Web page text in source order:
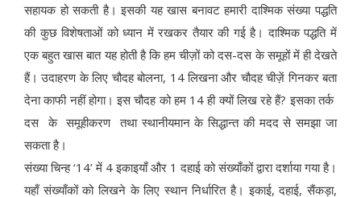
सहायक हो सकती है। इसकी यह खास बनावट हमारी दाश्मिक संख्या पद्धति
की कुछ विशेषताओं को ध्यान में रखकर तैयार की गई है। दाश्मिक पद्धति में
एक बहुत खास बात यह होती है कि हम चीज़ों को दस-दस के समूहों में ही देखते
हैं। उदाहरण के लिए चौदह बोलना, 14 लिखना और चौदह चीज़ें गिनकर बता
देना काफी नहीं होगा। इस चौदह को हम 14 ही क्यों लिख रहे हैं? इसका तर्क
दस के समूहीकरण तथा स्थानीयमान के सिद्धान्त की मदद से समझा जा
सकता है।
संख्या चिन्ह ‘14’ में 4 इकाइयाँ और 1 दहाई को संख्याँकों द्वारा दर्शाया गया है।
यहाँ संख्याँकों को लिखने के लिए स्थान निर्धारित है। इकाई, दहाई, सैंकड़ा,